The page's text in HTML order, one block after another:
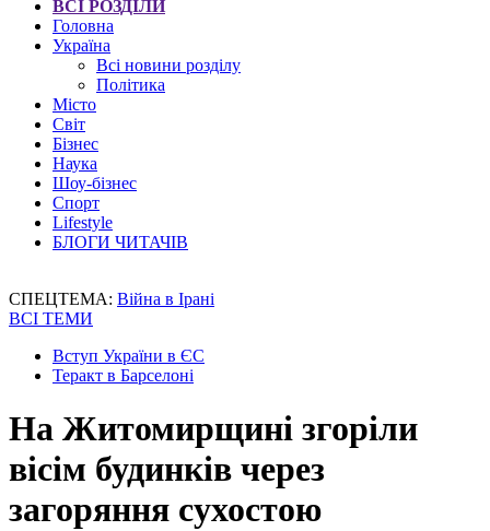
ВСІ РОЗДІЛИ
Головна
Україна
Всі новини розділу
Політика
Місто
Світ
Бізнес
Наука
Шоу-бізнес
Спорт
Lifestyle
БЛОГИ ЧИТАЧІВ
СПЕЦТЕМА: Війна в Ірані
ВСІ ТЕМИ
Вступ України в ЄС
Теракт в Барселоні
На Житомирщині згоріли
вісім будинків через
загоряння сухостою